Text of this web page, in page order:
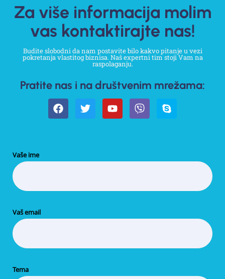
Vaše ime
Vaš email
Tema
Za više informacija molim
vas kontaktirajte nas!
Budite slobodni da nam postavite bilo kakvo pitanje u vezi
pokretanja vlastitog biznisa. Naš expertni tim stoji Vam na
raspolaganju.
Pratite nas i na društvenim mrežama: